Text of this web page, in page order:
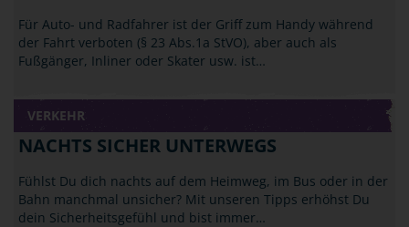
Für Auto- und Radfahrer ist der Griff zum Handy während
der Fahrt verboten (§ 23 Abs.1a StVO), aber auch als
Fußgänger, Inliner oder Skater usw. ist…
VERKEHR
NACHTS SICHER UNTERWEGS
Fühlst Du dich nachts auf dem Heimweg, im Bus oder in der
Bahn manchmal unsicher? Mit unseren Tipps erhöhst Du
dein Sicherheitsgefühl und bist immer…